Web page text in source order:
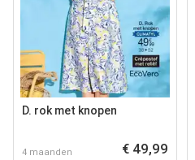
D. rok met knopen
4 maanden € 49,99